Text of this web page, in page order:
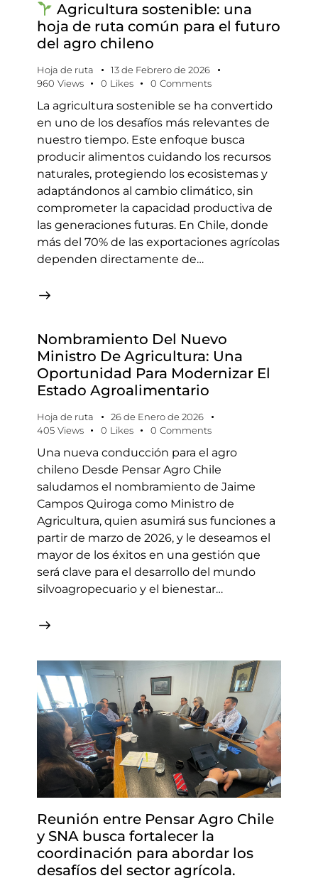
Agricultura sostenible: una
hoja de ruta común para el futuro
del agro chileno
Hoja de ruta
13 de Febrero de 2026
960 Views 0 Likes 0 Comments
La agricultura sostenible se ha convertido
en uno de los desafíos más relevantes de
nuestro tiempo. Este enfoque busca
producir alimentos cuidando los recursos
naturales, protegiendo los ecosistemas y
adaptándonos al cambio climático, sin
comprometer la capacidad productiva de
las generaciones futuras. En Chile, donde
más del 70% de las exportaciones agrícolas
dependen directamente de…
Nombramiento Del Nuevo
Ministro De Agricultura: Una
Oportunidad Para Modernizar El
Estado Agroalimentario
Hoja de ruta
26 de Enero de 2026
405 Views 0 Likes 0 Comments
Una nueva conducción para el agro
chileno Desde Pensar Agro Chile
saludamos el nombramiento de Jaime
Campos Quiroga como Ministro de
Agricultura, quien asumirá sus funciones a
partir de marzo de 2026, y le deseamos el
mayor de los éxitos en una gestión que
será clave para el desarrollo del mundo
silvoagropecuario y el bienestar…
Reunión entre Pensar Agro Chile
y SNA busca fortalecer la
coordinación para abordar los
desafíos del sector agrícola.